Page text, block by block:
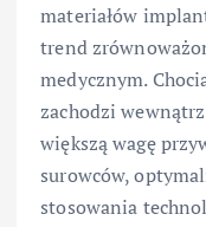
materiałów
trend
medycznym.
zachodzi
większą wagę
surowców,
stosowania